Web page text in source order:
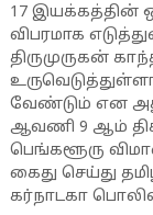
17 இயக்கத்தின்
விபரமாக
திருமுருகன்
வேண்டும் என
ஆவணி 9 ஆம்
பெங்களூரு
கைது செய்து
கர்நாடகா